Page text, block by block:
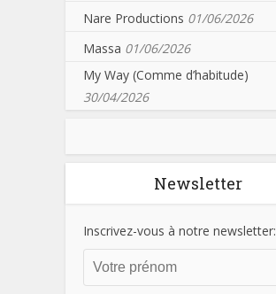
Nare Productions 01/06/2026
Massa 01/06/2026
My Way (Comme d’habitude)
30/04/2026
Newsletter
Inscrivez-vous à notre newsletter: